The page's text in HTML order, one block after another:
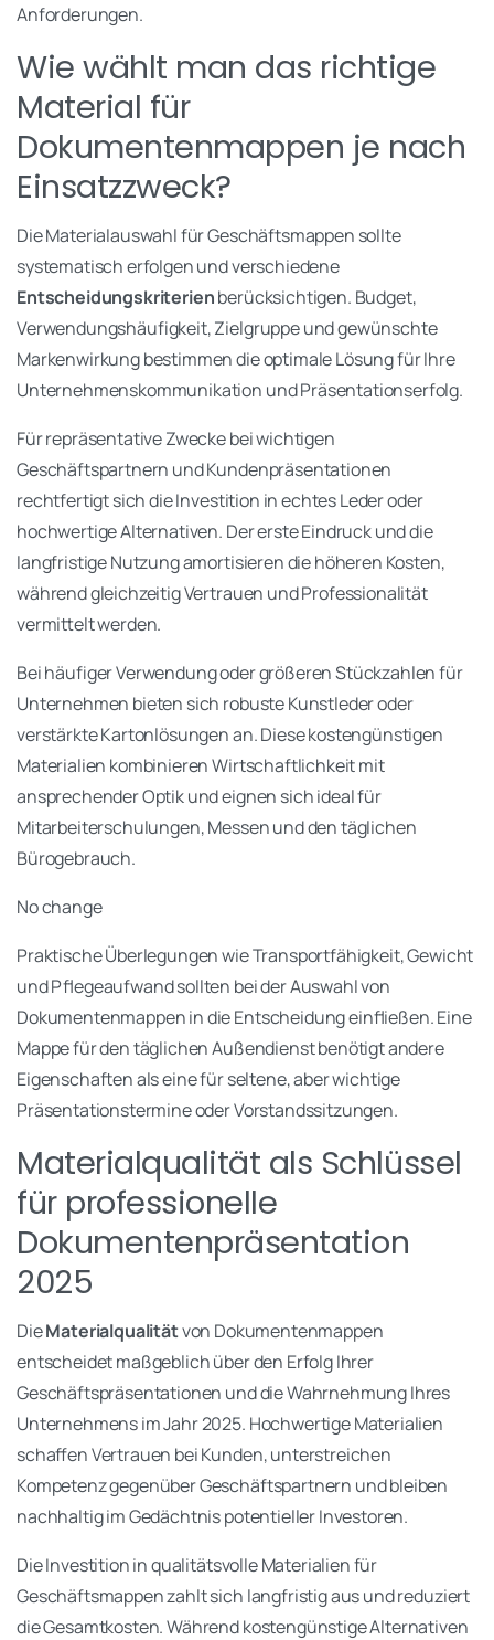
Anforderungen.
Wie wählt man das richtige
Material für
Dokumentenmappen je nach
Einsatzzweck?
Die Materialauswahl für Geschäftsmappen sollte
systematisch erfolgen und verschiedene
Entscheidungskriterienberücksichtigen. Budget,
Verwendungshäufigkeit, Zielgruppe und gewünschte
Markenwirkung bestimmen die optimale Lösung für Ihre
Unternehmenskommunikation und Präsentationserfolg.
Für repräsentative Zwecke bei wichtigen
Geschäftspartnern und Kundenpräsentationen
rechtfertigt sich die Investition in echtes Leder oder
hochwertige Alternativen. Der erste Eindruck und die
langfristige Nutzung amortisieren die höheren Kosten,
während gleichzeitig Vertrauen und Professionalität
vermittelt werden.
Bei häufiger Verwendung oder größeren Stückzahlen für
Unternehmen bieten sich robuste Kunstleder oder
verstärkte Kartonlösungen an. Diese kostengünstigen
Materialien kombinieren Wirtschaftlichkeit mit
ansprechender Optik und eignen sich ideal für
Mitarbeiterschulungen, Messen und den täglichen
Bürogebrauch.
No change
Praktische Überlegungen wie Transportfähigkeit, Gewicht
und Pflegeaufwand sollten bei der Auswahl von
Dokumentenmappen in die Entscheidung einfließen. Eine
Mappe für den täglichen Außendienst benötigt andere
Eigenschaften als eine für seltene, aber wichtige
Präsentationstermine oder Vorstandssitzungen.
Materialqualität als Schlüssel
für professionelle
Dokumentenpräsentation
2025
DieMaterialqualitätvon Dokumentenmappen
entscheidet maßgeblich über den Erfolg Ihrer
Geschäftspräsentationen und die Wahrnehmung Ihres
Unternehmens im Jahr 2025. Hochwertige Materialien
schaffen Vertrauen bei Kunden, unterstreichen
Kompetenz gegenüber Geschäftspartnern und bleiben
nachhaltig im Gedächtnis potentieller Investoren.
Die Investition in qualitätsvolle Materialien für
Geschäftsmappen zahlt sich langfristig aus und reduziert
die Gesamtkosten. Während kostengünstige Alternativen